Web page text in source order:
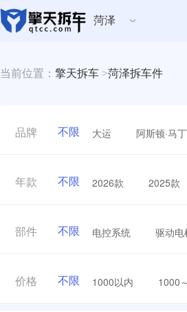
菏泽
当前位置： 擎天拆车 >菏泽拆车件
品牌 不限 大运 阿斯顿·马丁
年款 不限 2026款 2025款
部件 不限 电控系统 驱动电
价格 不限 1000以内 1000